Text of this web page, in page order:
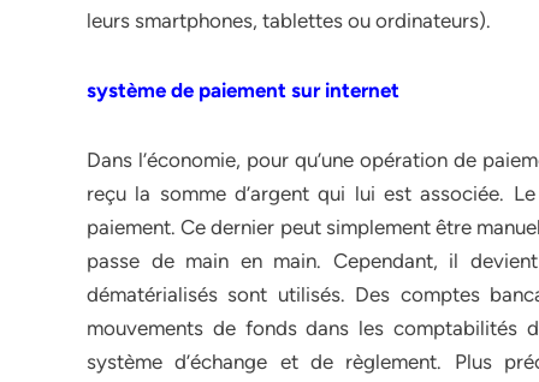
leurs smartphones, tablettes ou ordinateurs).
système de paiement sur internet
Dans l’économie, pour qu’une opération de
reçu la somme d’argent qui lui est associée.
paiement. Ce dernier peut simplement être
passe de main en main. Cependant, il
dématérialisés sont utilisés. Des comptes
mouvements de fonds dans les comptabilités
système d’échange et de règlement. Plus